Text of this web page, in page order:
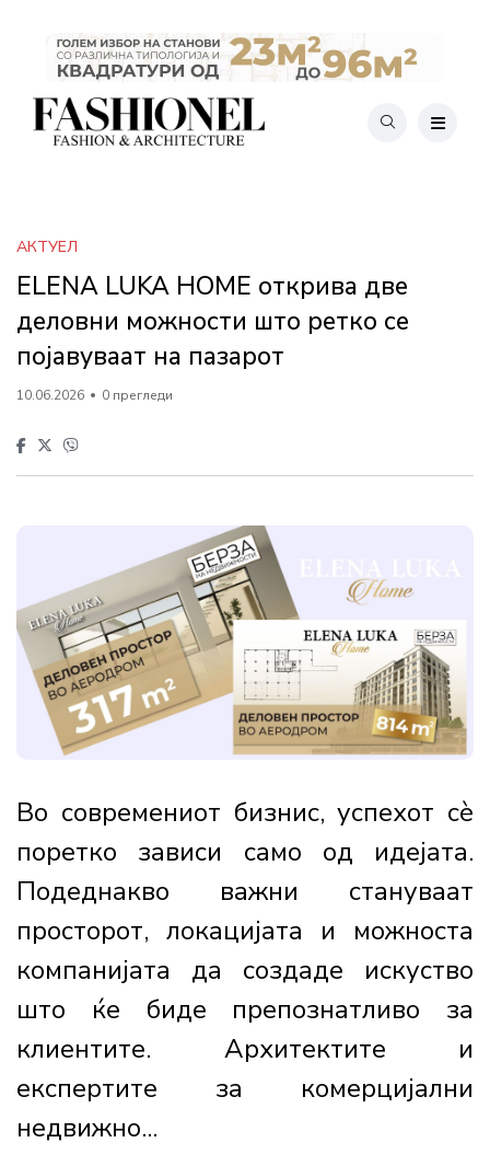
АКТУЕЛ
ELENA LUKA HOME открива две
деловни можности што ретко се
појавуваат на пазарот
10.06.2026 0 прегледи
Во современиот бизнис, успехот сè
поретко зависи само од идејата.
Подеднакво важни стануваат
просторот, локацијата и можноста
компанијата да создаде искуство
што ќе биде препознатливо за
клиентите. Архитектите и
експертите за комерцијални
недвижно...